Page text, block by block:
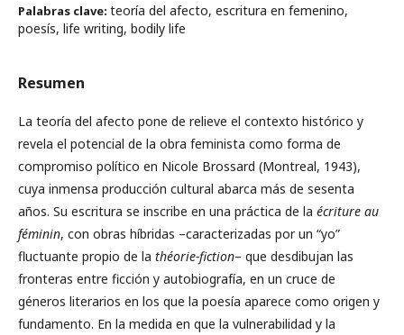
Palabras clave: teoría del afecto, escritura en femenino,
poesís, life writing, bodily life
Resumen
La teoría del afecto pone de relieve el contexto histórico y
revela el potencial de la obra feminista como forma de
compromiso político en Nicole Brossard (Montreal, 1943),
cuya inmensa producción cultural abarca más de sesenta
años. Su escritura se inscribe en una práctica de la écriture au
féminin, con obras híbridas –caracterizadas por un “yo”
fluctuante propio de la théorie-fiction– que desdibujan las
fronteras entre ficción y autobiografía, en un cruce de
géneros literarios en los que la poesía aparece como origen y
fundamento. En la medida en que la vulnerabilidad y la